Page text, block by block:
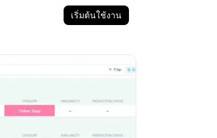
เริ่มต้นใช้งาน